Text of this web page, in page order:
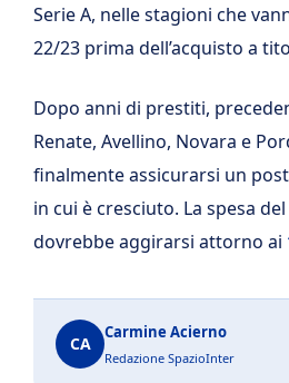
Serie A, nelle stagioni che
22/23 prima dell’acquisto a
Dopo anni di prestiti,
Renate, Avellino, Novara e
finalmente assicurarsi un
in cui è cresciuto. La spesa
dovrebbe aggirarsi attorno ai
CA
Carmine Acierno
Redazione SpazioInter